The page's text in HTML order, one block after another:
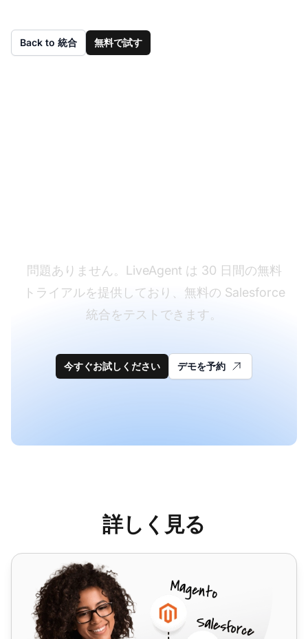
Back to 統合 無料で試す
問題ありません。LiveAgent は 30 日間の無料
トライアルを提供しており、無料の Salesforce
統合をテストできます。
今すぐお試しください デモを予約
詳しく見る
HubSpot